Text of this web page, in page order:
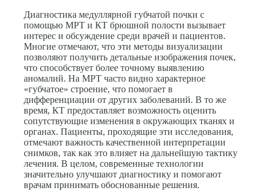
Диагностика медуллярной губчатой почки с
помощью МРТ и КТ брюшной полости вызывает
интерес и обсуждение среди врачей и пациентов.
Многие отмечают, что эти методы визуализации
позволяют получить детальные изображения почек,
что способствует более точному выявлению
аномалий. На МРТ часто видно характерное
«губчатое» строение, что помогает в
дифференциации от других заболеваний. В то же
время, КТ предоставляет возможность оценить
сопутствующие изменения в окружающих тканях и
органах. Пациенты, проходящие эти исследования,
отмечают важность качественной интерпретации
снимков, так как это влияет на дальнейшую тактику
лечения. В целом, современные технологии
значительно улучшают диагностику и помогают
врачам принимать обоснованные решения.